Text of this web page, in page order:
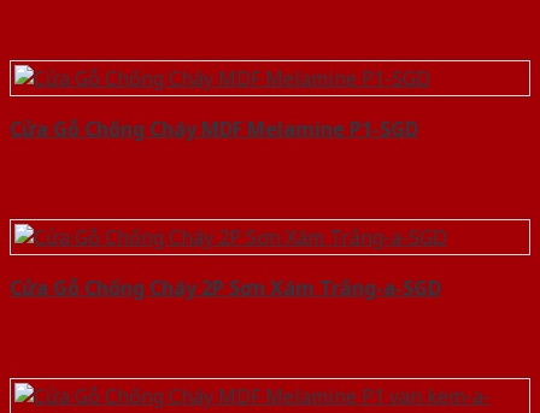
Cửa Gỗ Chống Cháy MDF Melamine P1-SGD
Cửa Gỗ Chống Cháy 2P Sơn Xám Trắng-a-SGD